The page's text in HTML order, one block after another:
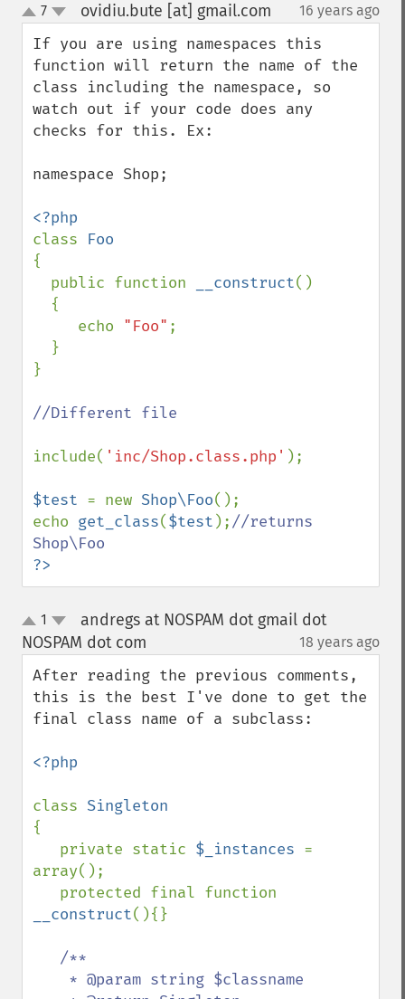
up
down
7 ovidiu.bute [at] gmail.com 16 years ago
If you are using namespaces this
function will return the name of the
class including the namespace, so
watch out if your code does any
checks for this. Ex:
namespace Shop;
class
{
  public function
__construct()
     echo
"Foo" ;
}
//Different file
include( 'inc/Shop.class.php' );
$test = new Shop\Foo();
echo get_class($test );//returns
?>
up
down
1
andregs at NOSPAM dot gmail dot
NOSPAM dot com
18 years ago
After reading the previous comments,
this is the best I've done to get the
final class name of a subclass:
<?php
class
{
   private static
$_instances =
array();
__construct(){}
/**